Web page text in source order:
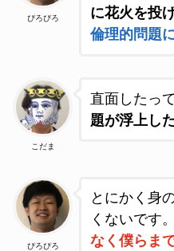
ぴろぴろ
に花火を投
倫理的問題
こだま
直面したっ
題が浮上し
ぴろぴろ
とにかく身
くないです。
なく僕らま